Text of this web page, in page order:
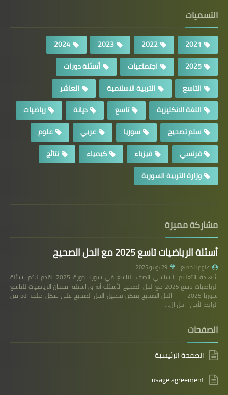
التسميات
2021
2022
2023
2024
2025
اجتماعيات
أسئلة دورات
التاسع
التربية الاسلامية
العاشر
اللغة الانكليزية
تاسع ديانة
رياضيات
سلم تصحيح
سوريا عربي
علوم
فرنسي
فيزياء كيمياء
نتائج
وزارة التربية السورية
مشاركة مميزة
أسئلة الرياضيات تاسع 2025 مع الحل الصحيح
علوم للجميع 29 يونيو 2025
شهادة التعليم الاساسي الصف التاسع في سوريا دورة 2025 نقدم لكم اسئلة
الرياضيات تاسع 2025 مع الحل الصحيح الأسئلة أوراق اسئلة امتحان الرياضيات للتاسع
سوريا 2025 الحل الصحيح يمكن تحميل الحل الصحيح على شكل ملف pdf من
الرابط الأتي حل ال…
الصفحات
الصفحة الرئيسية
usage agreement